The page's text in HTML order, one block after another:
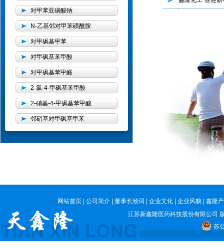
对甲苯亚磺酸钠
N-乙基邻对甲苯磺酰胺
对甲砜基甲苯
对甲砜基苯甲酸
对甲砜基苯甲醛
2-氯-4-甲砜基苯甲酸
2-硝基-4-甲砜基苯甲酸
邻硝基对甲砜基甲苯
网站首页 公司简介 董事长致词 企业文化 企业风貌
鑫隆
江苏新鑫隆医药科技股份有限公司
苏